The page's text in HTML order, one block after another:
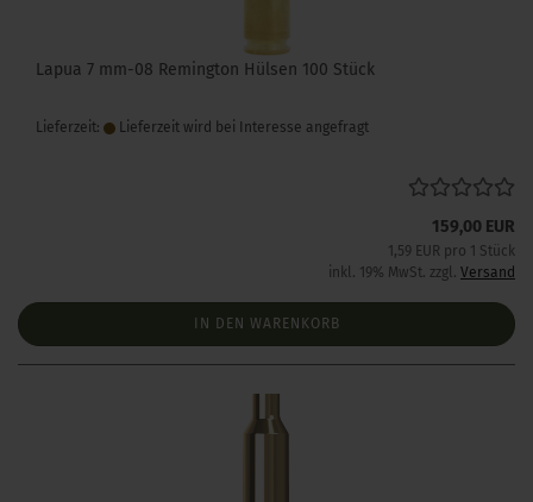
Lapua 7 mm-08 Remington Hülsen 100 Stück
Lieferzeit: Lieferzeit wird bei Interesse angefragt
159,00 EUR
1,59 EUR pro 1 Stück
inkl. 19% MwSt. zzgl. Versand
IN DEN WARENKORB